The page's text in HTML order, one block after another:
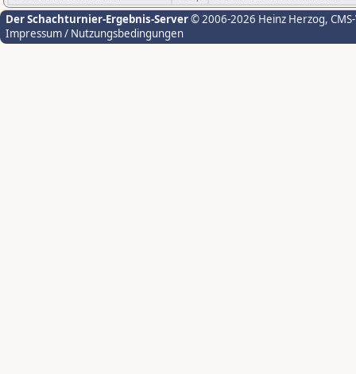
Der Schachturnier-Ergebnis-Server© 2006-2026 Heinz Herzog,
Impressum / Nutzungsbedingungen